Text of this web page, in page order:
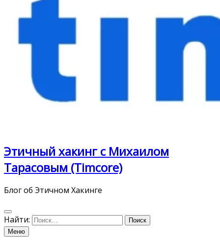
Этичный хакинг с Михаилом
Тарасовым (Timcore)
Блог об Этичном Хакинге
Найти:
Меню